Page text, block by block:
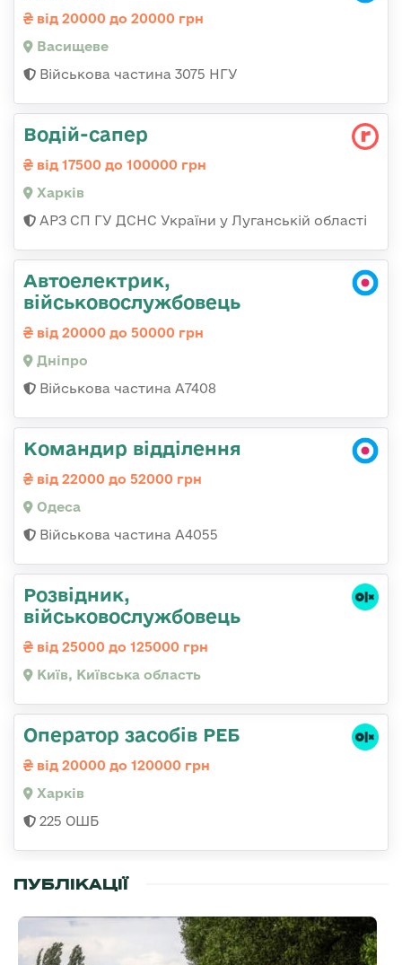
від 20000 до 20000 грн
Васищеве
Військова частина 3075 НГУ
Водій-сапер
від 17500 до 100000 грн
Харків
АРЗ СП ГУ ДСНС України у Луганській області
Автоелектрик,
військовослужбовець
від 20000 до 50000 грн
Дніпро
Військова частина А7408
Командир відділення
від 22000 до 52000 грн
Одеса
Військова частина А4055
Розвідник,
військовослужбовець
від 25000 до 125000 грн
Київ, Київська область
Оператор засобів РЕБ
від 20000 до 120000 грн
Харків
225 ОШБ
ПУБЛІКАЦІЇ